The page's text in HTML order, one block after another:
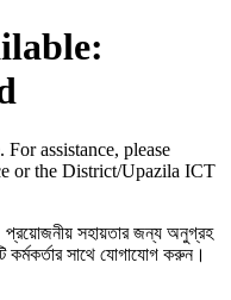
assistance, please
or the District/Upazila ICT
প্রয়োজনীয় সহায়তার জন্য অনুগ্রহ
সাথে যোগাযোগ করুন।